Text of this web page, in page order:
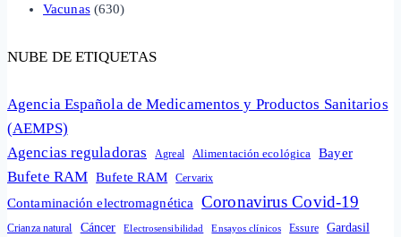
Vacunas(630)
NUBE DE ETIQUETAS
Agencia Española de Medicamentos y Productos Sanitarios
(AEMPS)
Agencias reguladoras
Agreal Alimentación ecológica Bayer
Bufete RAM Bufete RAM Cervarix
Contaminación electromagnética Coronavirus Covid-19
Crianza natural Cáncer Electrosensibilidad Ensayos clínicos Essure Gardasil